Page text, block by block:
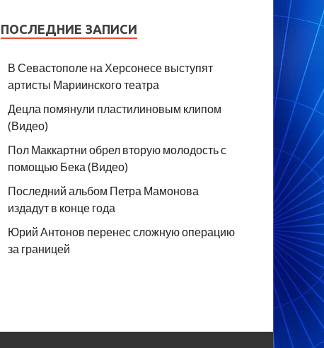
ПОСЛЕДНИЕ ЗАПИСИ
В Севастополе на Херсонесе выступят
артисты Мариинского театра
Децла помянули пластилиновым клипом
(Видео)
Пол Маккартни обрел вторую молодость с
помощью Бека (Видео)
Последний альбом Петра Мамонова
издадут в конце года
Юрий Антонов перенес сложную операцию
за границей